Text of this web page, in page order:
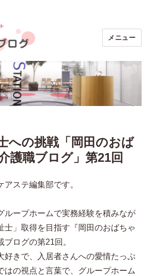
ログ｜介護・看護助手求人
ーション】
メニュー
への挑戦「岡田のおば
職ブログ」第21回
アステ編集部です。
ループホームで実務経験を積みなが
士」取得を目指す『岡田のおばちゃ
ブログの第21回。
好きで、入居者さんへの愛情たっぷ
はの視点と言葉で、グループホーム